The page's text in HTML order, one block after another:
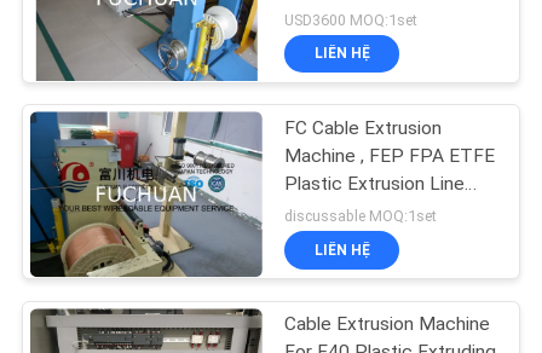
WEB
PRIVACY
POLICY
630mm Bobbin
USD3600 MOQ:1set
LIÊN HỆ
FC Cable Extrusion
Machine , FEP FPA ETFE
Plastic Extrusion Line
With Screw Dia 35mm
discussable MOQ:1set
LIÊN HỆ
Cable Extrusion Machine